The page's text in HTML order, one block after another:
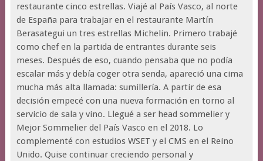
restaurante cinco estrellas. Viajé al País Vasco, al norte
de España para trabajar en el restaurante Martín
Berasategui un tres estrellas Michelin. Primero trabajé
como chef en la partida de entrantes durante seis
meses. Después de eso, cuando pensaba que no podía
escalar más y debía coger otra senda, apareció una cima
mucha más alta llamada: sumillería. A partir de esa
decisión empecé con una nueva formación en torno al
servicio de sala y vino. Llegué a ser head sommelier y
Mejor Sommelier del País Vasco en el 2018. Lo
complementé con estudios WSET y el CMS en el Reino
Unido. Quise continuar creciendo personal y